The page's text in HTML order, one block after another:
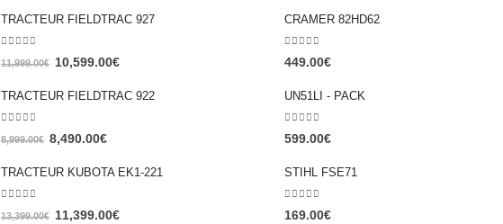
TRACTEUR FIELDTRAC 927
11,999.00€ 10,599.00€
TRACTEUR FIELDTRAC 922
out of 5
8,999.00€ 8,490.00€
TRACTEUR KUBOTA EK1-221
13,399.00€ 11,399.00€
CRAMER 82HD62
449.00€
UN51LI - PACK
0out of 5
599.00€
STIHL FSE71
0 out of 5
169.00€